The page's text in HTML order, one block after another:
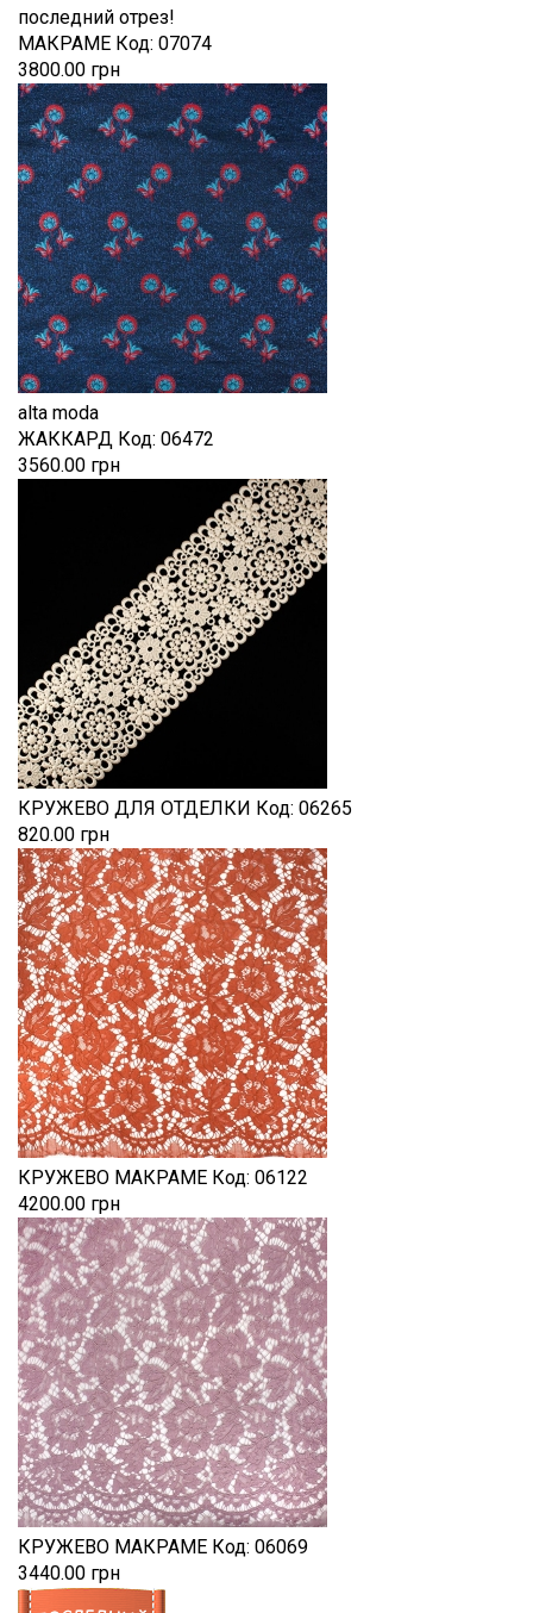
последний отрез!
МАКРАМЕ Код: 07074
3800.00 грн
alta moda
ЖАККАРД Код: 06472
3560.00 грн
КРУЖЕВО ДЛЯ ОТДЕЛКИ Код: 06265
820.00 грн
КРУЖЕВО МАКРАМЕ Код: 06122
4200.00 грн
КРУЖЕВО МАКРАМЕ Код: 06069
3440.00 грн